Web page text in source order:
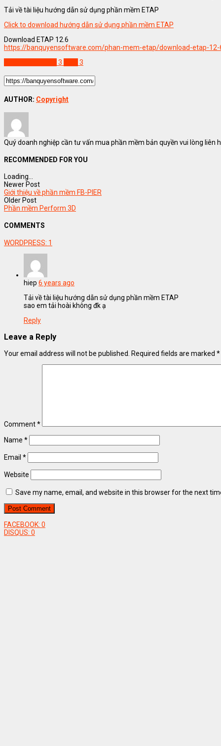
Tải về tài liệu hướng dẫn sử dụng phần mềm ETAP
Click to download hướng dẫn sử dụng phần mềm ETAP
Download ETAP 12.6
https://banquyensoftware.com/phan-mem-etap/download-etap-12-
3 3
AUTHOR: Copyright
Quý doanh nghiệp cần tư vấn mua phần mềm bản quyền vui lòng liên
RECOMMENDED FOR YOU
Loading...
Newer Post
Giới thiệu về phần mềm FB-PIER
Older Post
Phần mềm Perform 3D
COMMENTS
WORDPRESS: 1
hiep 6 years ago
Tải về tài liệu hướng dẫn sử dụng phần mềm ETAP
sao em tải hoài không đk ạ
Reply
Leave a Reply
Your email address will not be published. Required fields are marked *
Comment*
Name *
Email *
Website
Save my name, email, and website in this browser for the next
FACEBOOK: 0
DISQUS: 0